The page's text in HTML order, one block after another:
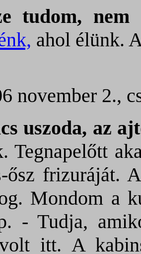
tudom, nem
ahol élünk.
november 2.,
uszoda, az
Tegnapelőtt
ősz frizuráját.
Mondom a
- Tudja,
itt. A